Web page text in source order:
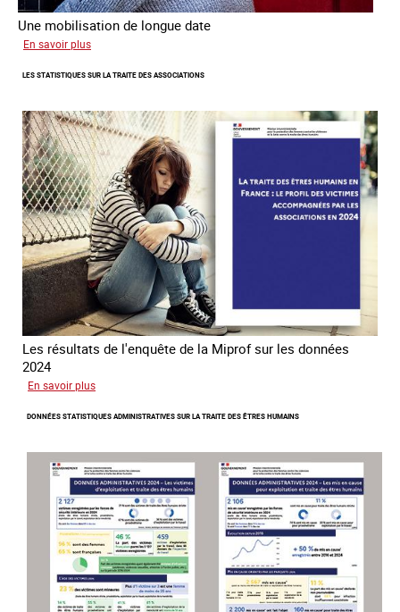
Une mobilisation de longue date
En savoir plus
de
dans
la
lutte
contre
la
traite
LES STATISTIQUES SUR LA TRAITE DES ASSOCIATIONS
Les résultats de l'enquête de la Miprof sur les données
2024
En savoir plus
statistiques
la
traite
des
associations
DONNÉES STATISTIQUES ADMINISTRATIVES SUR LA TRAITE DES ÊTRES HUMAINS